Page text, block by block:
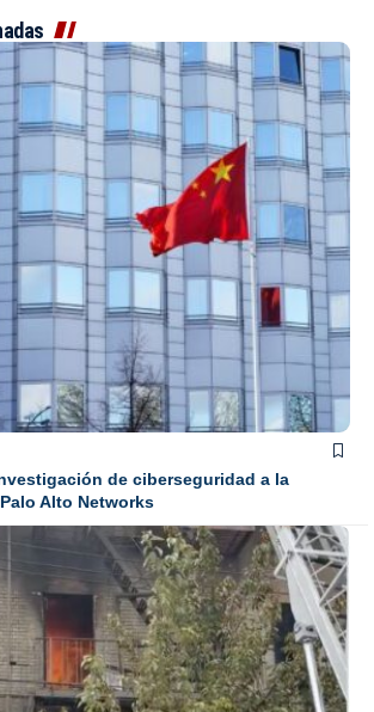
de ciberseguridad a la
Alto Networks